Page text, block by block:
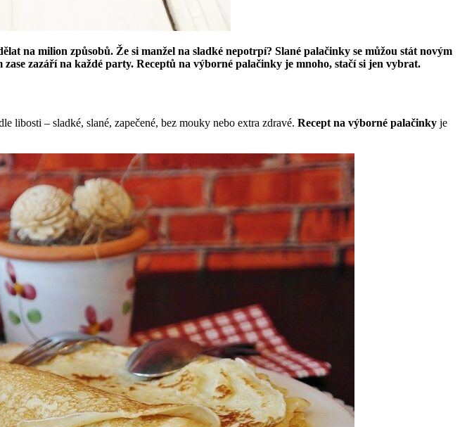
na milion způsobů. Že si manžel na sladké nepotrpí? Slané palačinky se můžou stát novým
zazáří na každé party. Receptů na výborné palačinky je mnoho, stačí si jen vybrat.
libosti – sladké, slané, zapečené, bez mouky nebo extra zdravé. Recept na výborné palačinky je